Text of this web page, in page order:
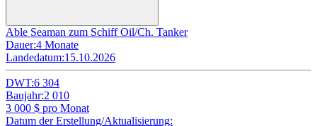
Able Seaman zum Schiff Oil/Ch. Tanker
Dauer:4 Monate
Landedatum:15.10.2026
DWT:6 304
Baujahr:2 010
3 000 $ pro Monat
Datum der Erstellung/Aktualisierung: